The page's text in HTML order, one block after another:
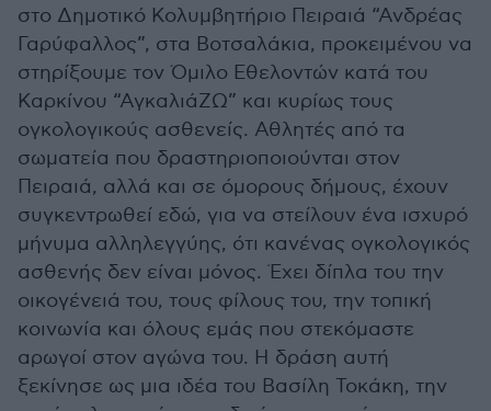
στο Δημοτικό Κολυμβητήριο Πειραιά “Ανδρέας
Γαρύφαλλος”, στα Βοτσαλάκια, προκειμένου να
στηρίξουμε τον Όμιλο Εθελοντών κατά του
Καρκίνου “ΑγκαλιάΖΩ” και κυρίως τους
ογκολογικούς ασθενείς. Αθλητές από τα
σωματεία που δραστηριοποιούνται στον
Πειραιά, αλλά και σε όμορους δήμους, έχουν
συγκεντρωθεί εδώ, για να στείλουν ένα ισχυρό
μήνυμα αλληλεγγύης, ότι κανένας ογκολογικός
ασθενής δεν είναι μόνος. Έχει δίπλα του την
οικογένειά του, τους φίλους του, την τοπική
κοινωνία και όλους εμάς που στεκόμαστε
αρωγοί στον αγώνα του. Η δράση αυτή
ξεκίνησε ως μια ιδέα του Βασίλη Τοκάκη, την